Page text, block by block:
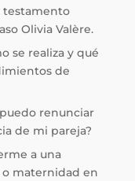
testamento
Olivia Valère.
se realiza y qué
de
renunciar
de mi pareja?
a una
maternidad en